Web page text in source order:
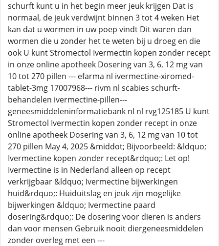
schurft kunt u in het begin meer jeuk krijgen Dat is
normaal, de jeuk verdwijnt binnen 3 tot 4 weken Het
kan dat u wormen in uw poep vindt Dit waren dan
wormen die u zonder het te weten bij u droeg en die
ook U kunt Stromectol Ivermectin kopen zonder recept
in onze online apotheek Dosering van 3, 6, 12 mg van
10 tot 270 pillen --- efarma nl ivermectine-xiromed-
tablet-3mg 17007968--- rivm nl scabies schurft-
behandelen ivermectine-pillen---
geneesmiddeleninformatiebank nl nl rvg125185 U kunt
Stromectol Ivermectin kopen zonder recept in onze
online apotheek Dosering van 3, 6, 12 mg van 10 tot
270 pillen May 4, 2025 &middot; Bijvoorbeeld: &ldquo;
Ivermectine kopen zonder recept&rdquo;: Let op!
Ivermectine is in Nederland alleen op recept
verkrijgbaar &ldquo; Ivermectine bijwerkingen
huid&rdquo;: Huiduitslag en jeuk zijn mogelijke
bijwerkingen &ldquo; Ivermectine paard
dosering&rdquo;: De dosering voor dieren is anders
dan voor mensen Gebruik nooit diergeneesmiddelen
zonder overleg met een ---